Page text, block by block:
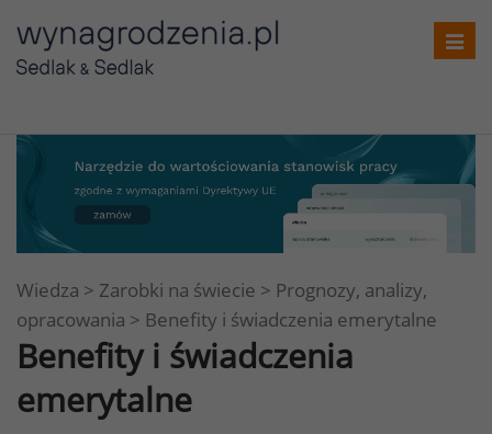
Wiedza > Zarobki na świecie > Prognozy, analizy,
opracowania > Benefity i świadczenia emerytalne
Benefity i świadczenia
emerytalne